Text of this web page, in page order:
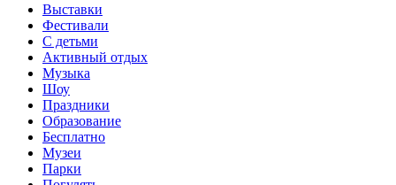
Выставки
Фестивали
С детьми
Активный отдых
Музыка
Шоу
Праздники
Образование
Бесплатно
Музеи
Парки